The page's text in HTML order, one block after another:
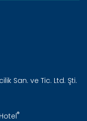
San. ve Tic. Ltd. Şti.
®